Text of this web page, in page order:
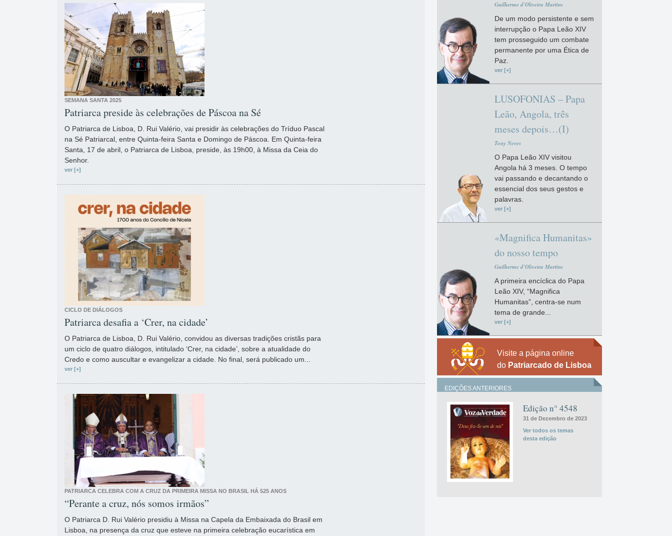
SEMANA SANTA 2025
Patriarca preside às celebrações de Páscoa na Sé
O Patriarca de Lisboa, D. Rui Valério, vai presidir às celebrações do Tríduo Pascal
na Sé Patriarcal, entre Quinta-feira Santa e Domingo de Páscoa. Em Quinta-feira
Santa, 17 de abril, o Patriarca de Lisboa, preside, às 19h00, à Missa da Ceia do
Senhor.
ver [+]
CICLO DE DIÁLOGOS
Patriarca desafia a ‘Crer, na cidade’
O Patriarca de Lisboa, D. Rui Valério, convidou as diversas tradições cristãs para
um ciclo de quatro diálogos, intitulado ‘Crer, na cidade’, sobre a atualidade do
Credo e como auscultar e evangelizar a cidade. No final, será publicado um...
ver [+]
PATRIARCA CELEBRA COM A CRUZ DA PRIMEIRA MISSA NO BRASIL HÁ 525 ANOS
“Perante a cruz, nós somos irmãos”
O Patriarca D. Rui Valério presidiu à Missa na Capela da Embaixada do Brasil em
Lisboa, na presença da cruz que esteve na primeira celebração eucarística em
Guilherme d'Oliveira Martins
De um modo persistente e sem
interrupção o Papa Leão XIV
tem prosseguido um combate
permanente por uma Ética de
Paz.
ver [+]
LUSOFONIAS – Papa
Leão, Angola, três
meses depois…(I)
Tony Neves
O Papa Leão XIV visitou
Angola há 3 meses. O tempo
vai passando e decantando o
essencial dos seus gestos e
palavras.
ver [+]
«Magnifica Humanitas»
do nosso tempo
Guilherme d'Oliveira Martins
A primeira encíclica do Papa
Leão XIV, “Magnifica
Humanitas”, centra-se num
tema de grande...
ver [+]
Visite a página online
do Patriarcado de Lisboa
EDIÇÕES ANTERIORES
Edição n° 4548
31 de Dezembro de 2023
Ver todos os temas
desta edição